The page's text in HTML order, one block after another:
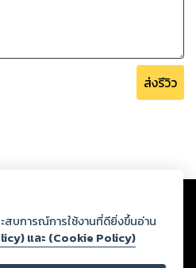
ส่งรีวิว
ว็บไซต์และปรากฏว่าละเมิดสิทธิใน
ดต่อกฎหมายและศีลธรรม ดังนั้น ผู้อ่าน
กรองด้วยตนเอง และหากท่านพบว่าส่วน
กรุณาแจ้งมายังบริษัท เพื่อทีมงานจะได้
สบการณ์การใช้งานที่ดียิ่งขึ้นอ่าน
และ (Cookie Policy)